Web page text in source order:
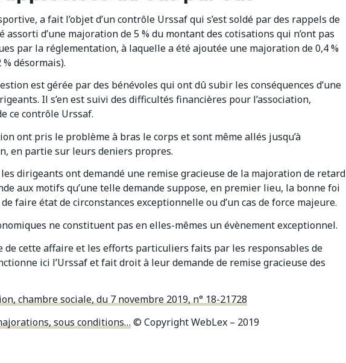
a fait l’objet d’un contrôle Urssaf qui s’est soldé par des rappels de
assorti d’une majoration de 5 % du montant des cotisations qui n’ont pas
par la réglementation, à laquelle a été ajoutée une majoration de 0,4 %
désormais).
est gérée par des bénévoles qui ont dû subir les conséquences d’une
Il s’en est suivi des difficultés financières pour l’association,
ce contrôle Urssaf.
ont pris le problème à bras le corps et sont même allés jusqu’à
en partie sur leurs deniers propres.
dirigeants ont demandé une remise gracieuse de la majoration de retard
aux motifs qu’une telle demande suppose, en premier lieu, la bonne foi
faire état de circonstances exceptionnelle ou d’un cas de force majeure.
ne constituent pas en elles-mêmes un évènement exceptionnel.
de cette affaire et les efforts particuliers faits par les responsables de
ici l’Urssaf et fait droit à leur demande de remise gracieuse des
chambre sociale, du 7 novembre 2019, n° 18-21728
sous conditions… © Copyright WebLex – 2019